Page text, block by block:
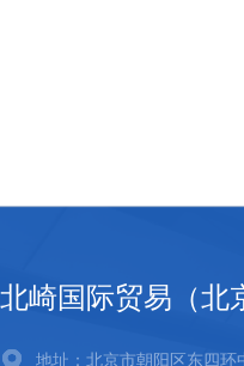
北崎国际贸易（北
地址：北京市朝阳区东四环